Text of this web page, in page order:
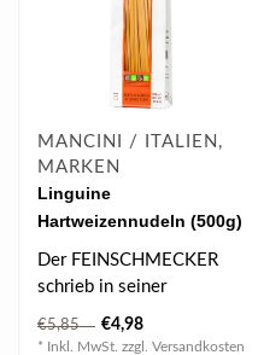
MANCINI / ITALIEN,
MARKEN
Linguine
Hartweizennudeln (500g)
Der FEINSCHMECKER
schrieb in seiner
Dezemberausgabe 2017,
"Gäbe es einen Nobel..
€5,85 €4,98
* Inkl. MwSt. zzgl. Versandkosten